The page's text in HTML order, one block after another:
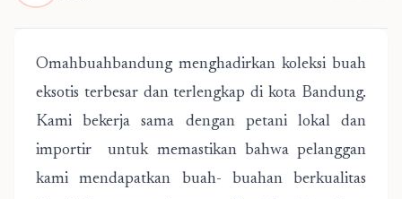
Omahbuahbandung menghadirkan koleksi buah
eksotis terbesar dan terlengkap di kota Bandung.
Kami bekerja sama dengan petani lokal dan
importir untuk memastikan bahwa pelanggan
kami mendapatkan buah- buahan berkualitas